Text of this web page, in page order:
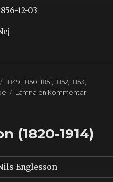
12-03
Kategorier
1849,1850,1851,1852,1853,
Lämna en kommentartill
1856)
(1820-1914)
Englesson